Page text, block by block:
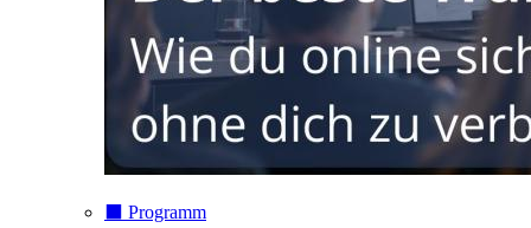
⬛️ Programm